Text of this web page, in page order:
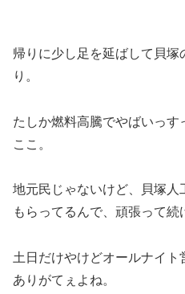
帰りに少し足を延ばして貝
り。
たしか燃料高騰でやばいっす
ここ。
地元民じゃないけど、貝塚人
もらってるんで、頑張って続
土日だけやけどオールナイ
ありがてぇよね。